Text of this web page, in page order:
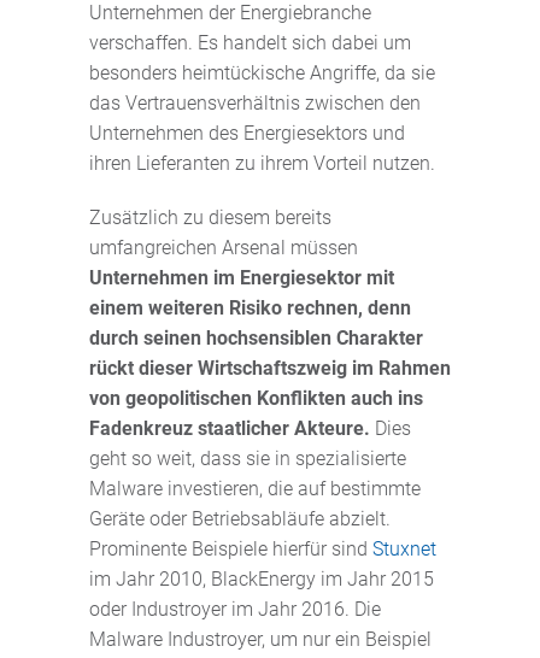
Unternehmen der Energiebranche
verschaffen. Es handelt sich dabei um
besonders heimtückische Angriffe, da sie
das Vertrauensverhältnis zwischen den
Unternehmen des Energiesektors und
ihren Lieferanten zu ihrem Vorteil nutzen.
Zusätzlich zu diesem bereits
umfangreichen Arsenal müssen
Unternehmen im Energiesektor mit
einem weiteren Risiko rechnen, denn
durch seinen hochsensiblen Charakter
rückt dieser Wirtschaftszweig im Rahmen
von geopolitischen Konflikten auch ins
Fadenkreuz staatlicher Akteure. Dies
geht so weit, dass sie in spezialisierte
Malware investieren, die auf bestimmte
Geräte oder Betriebsabläufe abzielt.
Prominente Beispiele hierfür sind Stuxnet
im Jahr 2010, BlackEnergy im Jahr 2015
oder Industroyer im Jahr 2016. Die
Malware Industroyer, um nur ein Beispiel